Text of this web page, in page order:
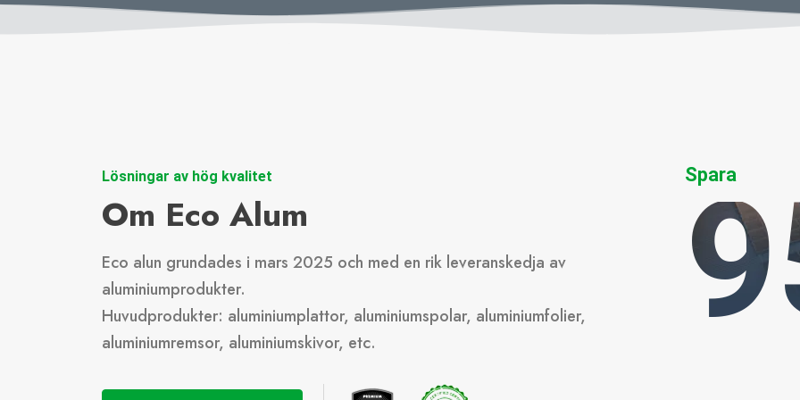
Lösningar av hög kvalitet
Om Eco Alum
Eco alun grundades i mars 2025 och med en rik leveranskedja av
aluminiumprodukter.
Huvudprodukter: aluminiumplattor, aluminiumspolar, aluminiumfolier,
aluminiumremsor, aluminiumskivor, etc.
Spara